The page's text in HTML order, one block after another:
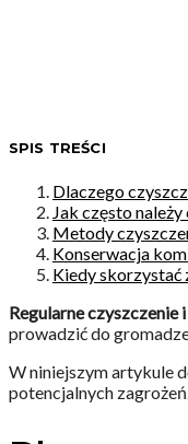
SPIS TREŚCI
Dlaczego
Jak często
Metody
Konserwacja
Kiedy skorzystać
Regularne czyszczenie
prowadzić do
W niniejszym artykule
potencjalnych